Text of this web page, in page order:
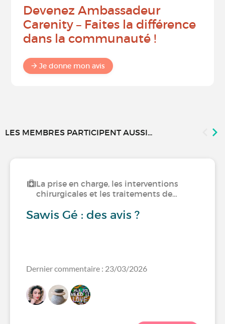
Devenez Ambassadeur
Carenity – Faites la différence
dans la communauté !
Je donne mon avis
LES MEMBRES PARTICIPENT AUSSI...
La prise en charge, les interventions
chirurgicales et les traitements de…
Sawis Gé : des avis ?
Dernier commentaire : 23/03/2026